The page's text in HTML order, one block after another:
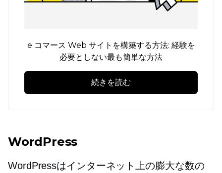
e コマース Web サイトを構築する方法: 経験を
必要としない最も簡単な方法
続きを読む
WordPress
WordPressはインターネット上の膨大な数の